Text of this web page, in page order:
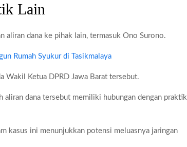
Lain
aliran dana ke pihak lain, termasuk Ono Surono.
Rumah Syukur di Tasikmalaya
Wakil Ketua DPRD Jawa Barat tersebut.
aliran dana tersebut memiliki hubungan dengan praktik
kasus ini menunjukkan potensi meluasnya jaringan